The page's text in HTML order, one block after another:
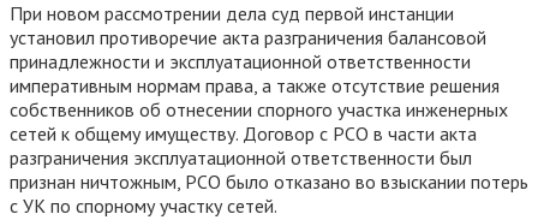
При новом рассмотрении дела суд первой инстанции
установил противоречие акта разграничения балансовой
принадлежности и эксплуатационной ответственности
императивным нормам права, а также отсутствие решения
собственников об отнесении спорного участка инженерных
сетей к общему имуществу. Договор с РСО в части акта
разграничения эксплуатационной ответственности был
признан ничтожным, РСО было отказано во взыскании потерь
с УК по спорному участку сетей.